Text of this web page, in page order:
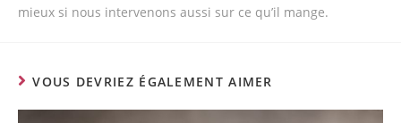
mieux si nous intervenons aussi sur ce qu’il mange.
VOUS DEVRIEZ ÉGALEMENT AIMER